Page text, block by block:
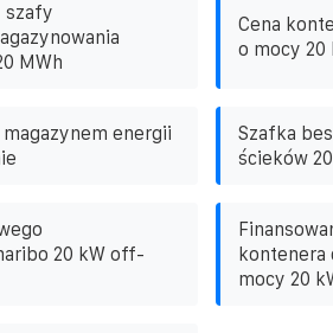
szafy
MWh
Cena
o mocy
energii
Szafka
ścieków
20 kW off-
kontenera
mocy 20